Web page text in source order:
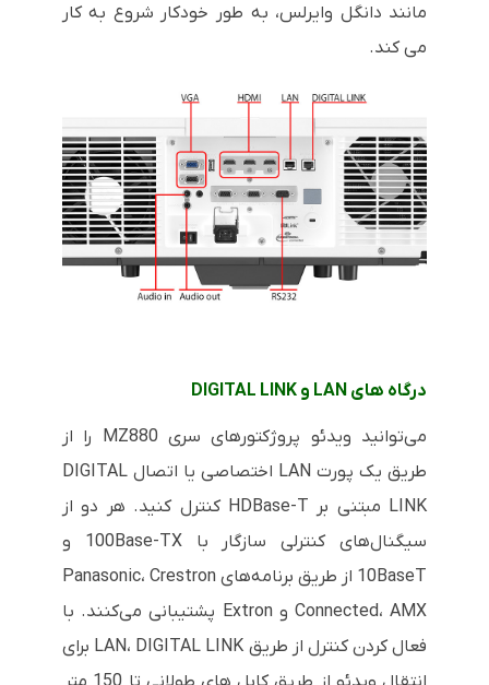
مانند دانگل وایرلس، به طور خودکار شروع به کار
می کند.
درگاه های LAN و DIGITAL LINK
می‌توانید ویدئو پروژکتورهای سری MZ880 را از
طریق یک پورت LAN اختصاصی یا اتصال DIGITAL
LINK مبتنی بر HDBase-T کنترل کنید. هر دو از
سیگنال‌های کنترلی سازگار با 100Base-TX و
10BaseT از طریق برنامه‌های Panasonic، Crestron
Connected، AMX و Extron پشتیبانی می‌کنند. با
فعال کردن کنترل از طریق LAN، DIGITAL LINK برای